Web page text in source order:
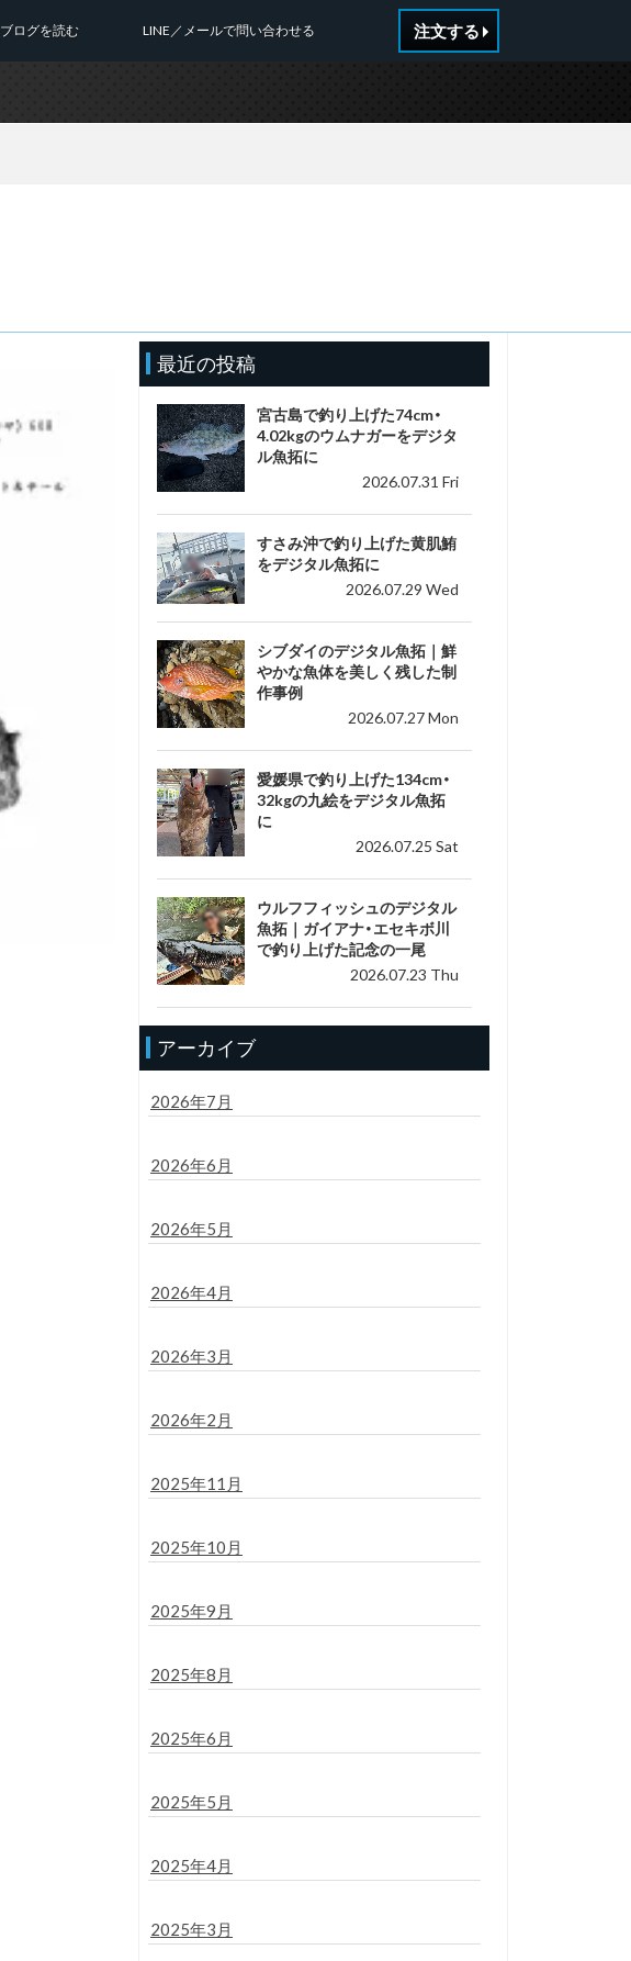
LINE／メールで問い合わせる
ブログを読む 注文する
最近の投稿
宮古島で釣り上げた74cm・
4.02kgのウムナガーをデジタ
ル魚拓に
2026.07.31 Fri
すさみ沖で釣り上げた黄肌鮪
をデジタル魚拓に
2026.07.29 Wed
シブダイのデジタル魚拓｜鮮
やかな魚体を美しく残した制
作事例
2026.07.27 Mon
愛媛県で釣り上げた134cm・
32kgの九絵をデジタル魚拓
に
2026.07.25 Sat
ウルフフィッシュのデジタル
魚拓｜ガイアナ・エセキボ川
で釣り上げた記念の一尾
2026.07.23 Thu
アーカイブ
2026年7月
2026年6月
2026年5月
2026年4月
2026年3月
2026年2月
2025年11月
2025年10月
2025年9月
2025年8月
2025年6月
2025年5月
2025年4月
2025年3月